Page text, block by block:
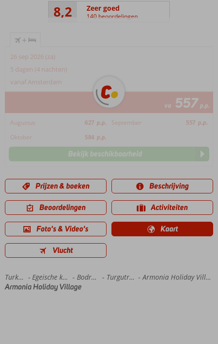
8,2 Zeer goed
140 beoordelingen
+
26 sep 2026 (za)
5 dagen (4 nachten)
vanaf Amsterdam
va 557 p.p.
Augustus 627 p.p. September 557 p.p.
Oktober
584 p.p.
Bekijk beschikbaarheid
Prijzen & boeken Beschrijving
Beoordelingen Activiteiten
Foto's & Video's Kaart
Vlucht
Home Turkije Egeische kust Bodrum Turgutreis
Armonia Holiday Village
Armonia Holiday Village